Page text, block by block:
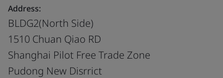
Address:
BLDG2(North Side)
1510 Chuan Qiao RD
Shanghai Pilot Free Trade Zone
Pudong New Disrrict